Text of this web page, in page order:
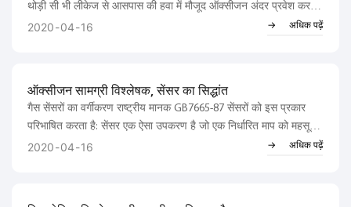
थोड़ी सी भी लीकेज से आसपास की हवा में मौजूद ऑक्सीजन अंदर प्रवेश कर
सकती है, जिससे मापन मान अधिक हो जाएगा। यद्यपि नमूना गैस का दबाव
2020 04 16 अधिक पढ़ें
ऑक्सीजन सामग्री विश्लेषक, सेंसर का सिद्धांत
गैस सेंसरों का वर्गीकरण राष्ट्रीय मानक GB7665-87 सेंसरों को इस प्रकार
परिभाषित करता है: सेंसर एक ऐसा उपकरण है जो एक निर्धारित माप को महसूस
करने और उसे एक निश्चित नियम के अनुसार उपलब्ध आउटपुट सिग्नल में
2020 04 16 अधिक पढ़ें